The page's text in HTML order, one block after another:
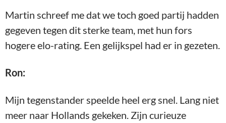
Martin schreef me dat we toch goed partij hadden
gegeven tegen dit sterke team, met hun fors
hogere elo-rating. Een gelijkspel had er in gezeten.
Ron:
Mijn tegenstander speelde heel erg snel. Lang niet
meer naar Hollands gekeken. Zijn curieuze